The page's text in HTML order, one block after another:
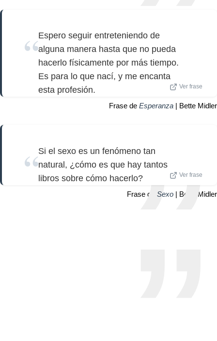
Espero seguir entreteniendo de
alguna manera hasta que no pueda
hacerlo físicamente por más tiempo.
Es para lo que nací, y me encanta
esta profesión.
Ver frase
Frase de Esperanza | Bette Midler
Si el sexo es un fenómeno tan
natural, ¿cómo es que hay tantos
libros sobre cómo hacerlo?
Ver frase
Frase de Sexo | Bette Midler